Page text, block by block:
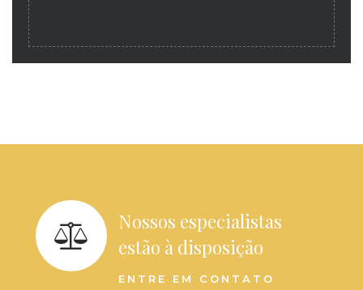
Nossos especialistas
estão à disposição
ENTRE EM CONTATO